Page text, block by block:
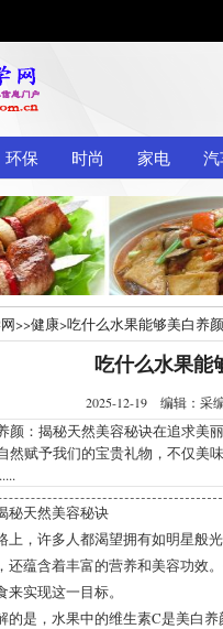
环保 时尚 家电
>>健康>吃什么水果能够美白养
吃什么水果能
2025-12-19 编辑：
：揭秘天然美容秘诀在追求美
然赋予我们的宝贵礼物，不仅美
秘天然美容秘诀
上，许多人都渴望拥有如明星般
还蕴含着丰富的营养和美容功效
实现这一目标。
的是，水果中的维生素C是美白